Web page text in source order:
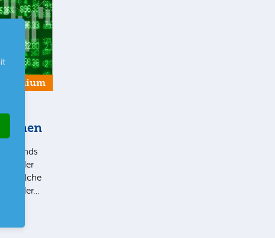
Premium
Trends
oder
welche
In der…